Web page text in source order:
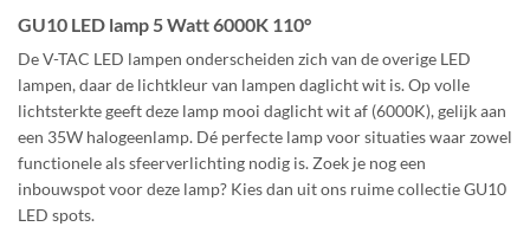
GU10 LED lamp 5 Watt 6000K 110°
De V-TAC LED lampen onderscheiden zich van de overige LED
lampen, daar de lichtkleur van lampen daglicht wit is. Op volle
lichtsterkte geeft deze lamp mooi daglicht wit af (6000K), gelijk aan
een 35W halogeenlamp. Dé perfecte lamp voor situaties waar zowel
functionele als sfeerverlichting nodig is. Zoek je nog een
inbouwspot voor deze lamp? Kies dan uit ons ruime collectie GU10
LED spots.